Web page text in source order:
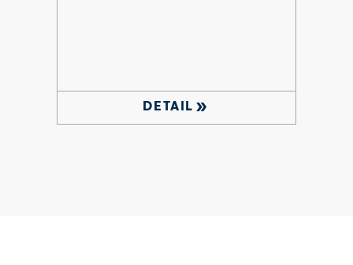
DETAIL double_arrow